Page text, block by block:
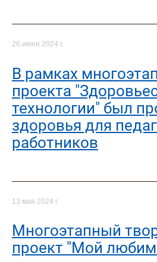
26 июня 2024 г.
В рамках
проекта
технологии" был
здоровья для
работников
13 мая 2024 г.
Многоэтапный
проект "Мой